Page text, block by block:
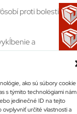
ako sú súbory cookie
s týmito technológiami nám
jedinečné ID na tejto
ovplyvniť určité vlastnosti a
proti bolesti
a
či chronických
ochorení
šľachových
s